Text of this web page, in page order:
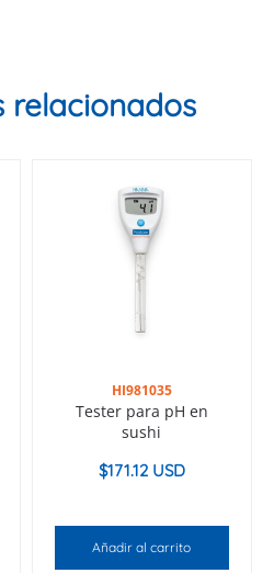
relacionados
HI981035
Tester para pH en
sushi
$171.12 USD
Añadir al carrito